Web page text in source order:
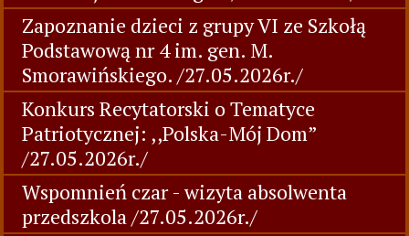
Zapoznanie dzieci z grupy VI ze Szkołą
Podstawową nr 4 im. gen. M.
Smorawińskiego. /27.05.2026r./
Konkurs Recytatorski o Tematyce
Patriotycznej: ,,Polska-Mój Dom”
/27.05.2026r./
Wspomnień czar - wizyta absolwenta
przedszkola /27.05.2026r./